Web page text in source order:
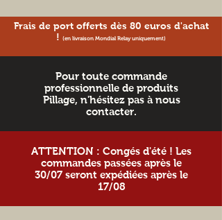
Frais de port offerts dès 80 euros d'achat
! (en livraison Mondial Relay uniquement)
Pour toute commande
professionnelle de produits
Pillage, n'hésitez pas à nous
contacter.
ATTENTION : Congés d'été ! Les
commandes passées après le
30/07 seront expédiées après le
17/08